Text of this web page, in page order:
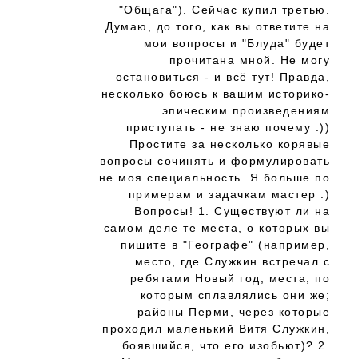
"Общага"). Сейчас купил третью.
Думаю, до того, как вы ответите на
мои вопросы и "Блуда" будет
прочитана мной. Не могу
остановиться - и всё тут! Правда,
несколько боюсь к вашим историко-
эпическим произведениям
приступать - не знаю почему :))
Простите за несколько корявые
вопросы сочинять и формулировать
не моя специальность. Я больше по
примерам и задачкам мастер :)
Вопросы! 1. Существуют ли на
самом деле те места, о которых вы
пишите в "Географе" (например,
место, где Служкин встречал с
ребятами Новый год; места, по
которым сплавлялись они же;
районы Перми, через которые
проходил маленький Витя Служкин,
боявшийся, что его изобьют)? 2.